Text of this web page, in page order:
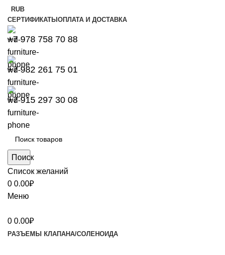
RUB
СЕРТИФИКАТЫОПЛАТА И ДОСТАВКА
+7 978 758 70 88
+7 982 261 75 01
+7 915 297 30 08
Поиск
Список желаний
0 0.00₽
Меню
0 0.00₽
РАЗЪЕМЫ КЛАПАНА/СОЛЕНОИДА